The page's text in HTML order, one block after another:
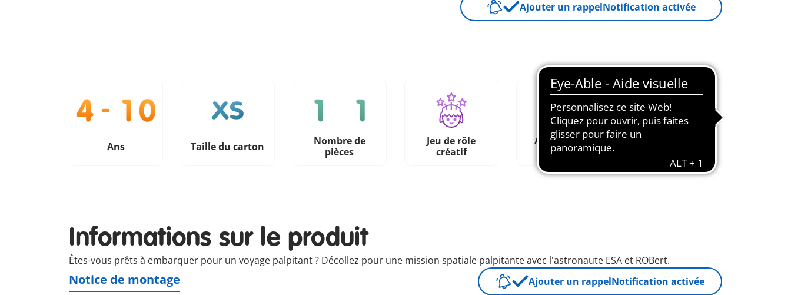
Ajouter un rappelNotification activée
Ans Taille du carton
Nombre de
pièces
Jeu de rôle
créatif
Aimé depuis
1974
Informations sur le produit
Êtes-vous prêts à embarquer pour un voyage palpitant ? Décollez pour une mission spatiale palpitante avec l'astronaute ESA et ROBert.
Ajouter un rappelNotification activée
Notice de montage